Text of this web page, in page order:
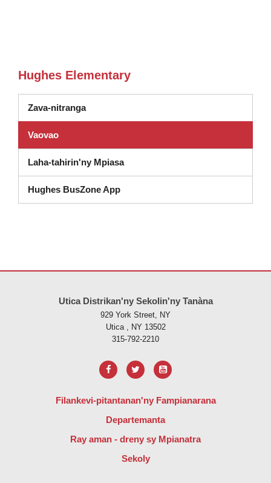
Hughes Elementary
Zava-nitranga
Vaovao
Laha-tahirin'ny Mpiasa
Hughes BusZone App
Utica Distrikan'ny Sekolin'ny Tanàna
929 York Street, NY
Utica , NY 13502
315-792-2210
Filankevi-pitantanan'ny Fampianarana
Departemanta
Ray aman - dreny sy Mpianatra
Sekoly